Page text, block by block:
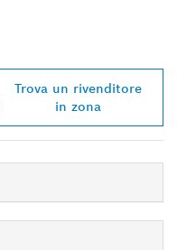
Trova un rivenditore
in zona